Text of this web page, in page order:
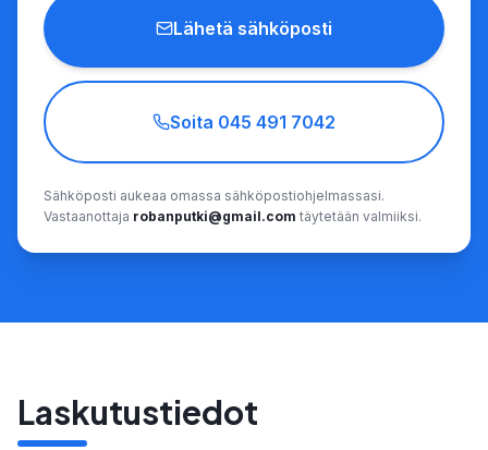
Lähetä sähköposti
Soita 045 491 7042
Sähköposti aukeaa omassa sähköpostiohjelmassasi.
Vastaanottaja robanputki@gmail.com täytetään valmiiksi.
Laskutustiedot